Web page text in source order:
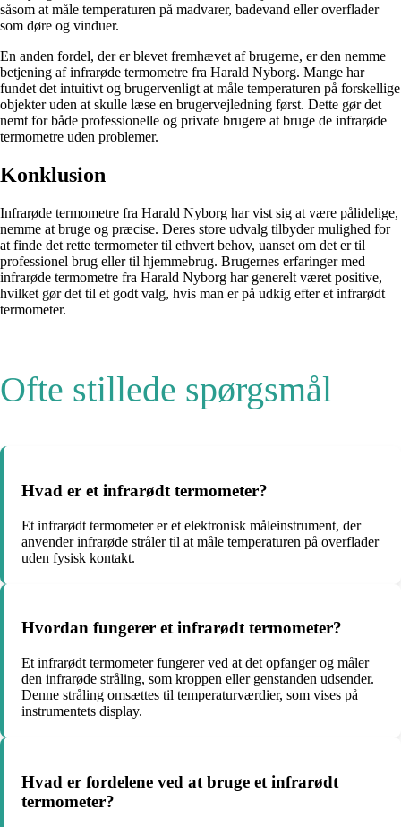
såsom at måle temperaturen på madvarer, badevand eller overflader
som døre og vinduer.
En anden fordel, der er blevet fremhævet af brugerne, er den nemme
betjening af infrarøde termometre fra Harald Nyborg. Mange har
fundet det intuitivt og brugervenligt at måle temperaturen på forskellige
objekter uden at skulle læse en brugervejledning først. Dette gør det
nemt for både professionelle og private brugere at bruge de infrarøde
termometre uden problemer.
Konklusion
Infrarøde termometre fra Harald Nyborg har vist sig at være pålidelige,
nemme at bruge og præcise. Deres store udvalg tilbyder mulighed for
at finde det rette termometer til ethvert behov, uanset om det er til
professionel brug eller til hjemmebrug. Brugernes erfaringer med
infrarøde termometre fra Harald Nyborg har generelt været positive,
hvilket gør det til et godt valg, hvis man er på udkig efter et infrarødt
termometer.
Ofte stillede spørgsmål
Hvad er et infrarødt termometer?
Et infrarødt termometer er et elektronisk måleinstrument, der
anvender infrarøde stråler til at måle temperaturen på overflader
uden fysisk kontakt.
Hvordan fungerer et infrarødt termometer?
Et infrarødt termometer fungerer ved at det opfanger og måler
den infrarøde stråling, som kroppen eller genstanden udsender.
Denne stråling omsættes til temperaturværdier, som vises på
instrumentets display.
Hvad er fordelene ved at bruge et infrarødt
termometer?